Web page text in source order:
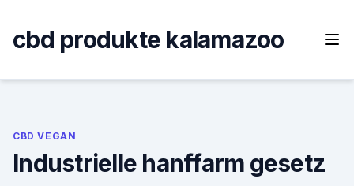
content
cbd produkte kalamazoo
CBD VEGAN
Industrielle hanffarm gesetz